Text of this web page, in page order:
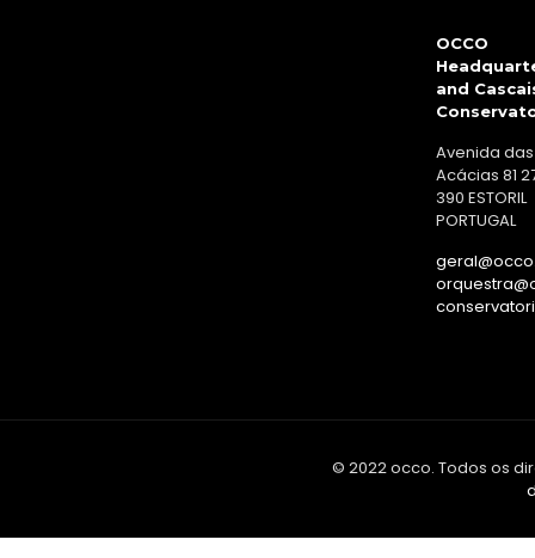
OCCO
and
Avenida das
Acácias 81
390 ESTORIL
PORTUGAL
© 2022 occo. Todos os